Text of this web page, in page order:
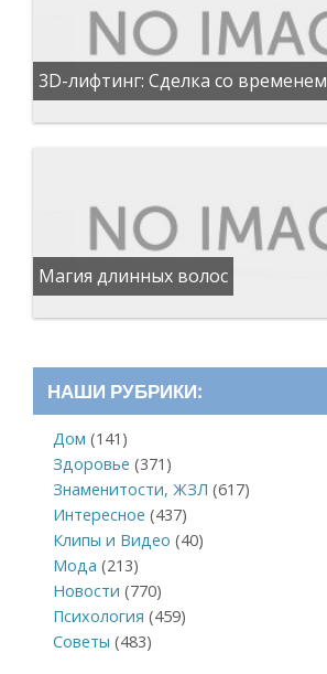
3D-лифтинг: Сделка со временем
Магия длинных волос
НАШИ РУБРИКИ:
Дом (141)
Здоровье (371)
Знаменитости, ЖЗЛ (617)
Интересное (437)
Клипы и Видео (40)
Мода (213)
Новости (770)
Психология (459)
Советы (483)